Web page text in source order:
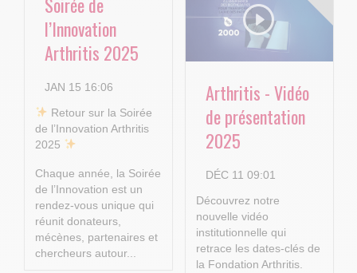
l’Innovation
Arthritis 2025
JAN 15 16:06
​ Retour sur la Soirée
de l’Innovation Arthritis
2025
Chaque année, la Soirée
de l’Innovation est un
rendez-vous unique qui
réunit donateurs,
mécènes, partenaires et
chercheurs autour...
Arthritis - Vidéo
de présentation
2025
DÉC 11 09:01
Découvrez notre
nouvelle vidéo
institutionnelle qui
retrace les dates-clés de
la Fondation Arthritis.